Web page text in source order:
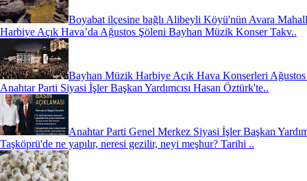
Boyabat ilçesine bağlı Alibeyli Köyü'nün Avara
Harbiye Açık Hava’da Ağustos Şöleni Bayhan Müzik Konser Takv..
Bayhan Müzik Harbiye Açık Hava Konserleri Ağustos
Anahtar Parti Siyasi İşler Başkan Yardımcısı Hasan Öztürk'te..
Anahtar Parti Genel Merkez Siyasi İşler Başkan
Taşköprü'de ne yapılır, neresi gezilir, neyi meşhur? Tarihi ..